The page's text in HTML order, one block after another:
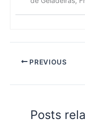
PREVIOUS
Posts